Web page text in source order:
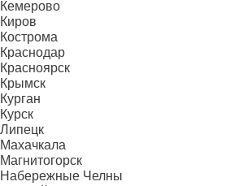
Кемерово
Киров
Кострома
Краснодар
Красноярск
Крымск
Курган
Курск
Липецк
Махачкала
Магнитогорск
Набережные Челны